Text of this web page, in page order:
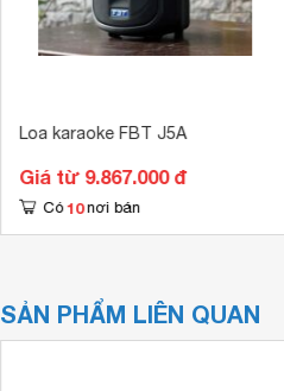
Loa karaoke FBT J5A
Giá từ 9.867.000 đ
Có 10 nơi bán
SẢN PHẨM LIÊN QUAN